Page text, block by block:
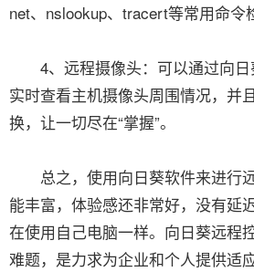
net、nslookup、tracert等常用命令
4、远程摄像头：可以通过向日
实时查看主机摄像头周围情况，并
换，让一切尽在“掌握”。
总之，使用向日葵软件来进行
能丰富，体验感还非常好，没有延
在使用自己电脑一样。向日葵远程
难题，是力求为企业和个人提供适